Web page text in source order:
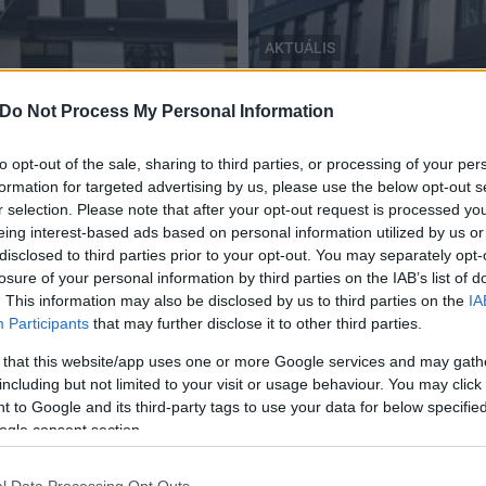
Do Not Process My Personal Information
opt-out of the sale, sharing to third parties, or processing of your
for targeted advertising by us, please use the below opt-out
selection. Please note that after your opt-out request is processed
interest-based ads based on personal information utilized by us
to third parties prior to your opt-out. You may separately
of your personal information by third parties on the IAB’s list of
This information may also be disclosed by us to third parties on the
Participants that may further disclose it to other third parties.
that this website/app uses one or more Google services and may
but not limited to your visit or usage behaviour. You may
to Google and its third-party tags to use your data for below
consent section.
épületét
AKTUÁLIS
Új székhelyére költözik a
2019.03.01
Új helyen várja az ügyfeleket a Dunaújvárosi
Járási Hivatal
2017.06.29
A Fejér Megyei Kormányhivatal Dunaújvárosi Járási
Hivatala Társadalombiztosítási Osztálya 2017. július 3.